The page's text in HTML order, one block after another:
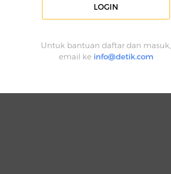
LOGIN
Untuk bantuan daftar dan masuk,
email ke info@detik.com